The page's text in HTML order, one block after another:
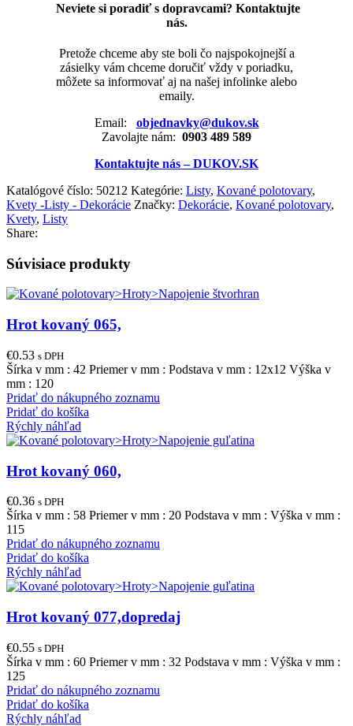
Neviete si poradiť s dopravcami? Kontaktujte
nás.
Pretože chceme aby ste boli čo najspokojnejší a
zásielky vám chceme doručiť vždy v poriadku,
môžete sa informovať aj na našej infolinke alebo
emaily.
Email: objednavky@dukov.sk
Zavolajte nám: 0903 489 589
Kontaktujte nás – DUKOV.SK
Katalógové číslo: 50212 Kategórie: Listy, Kované polotovary,
Kvety -Listy - Dekorácie Značky: Dekorácie, Kované polotovary,
Kvety, Listy
Share:
Súvisiace produkty
Hrot kovaný 065,
€0.53 s DPH
Šírka v mm : 42 Priemer v mm : Podstava v mm : 12x12 Výška v
mm : 120
Pridať do nákupného zoznamu
Pridať do košíka
Rýchly náhľad
Hrot kovaný 060,
€0.36 s DPH
Šírka v mm : 58 Priemer v mm : 20 Podstava v mm : Výška v mm :
115
Pridať do nákupného zoznamu
Pridať do košíka
Rýchly náhľad
Hrot kovaný 077,dopredaj
€0.55 s DPH
Šírka v mm : 60 Priemer v mm : 32 Podstava v mm : Výška v mm :
125
Pridať do nákupného zoznamu
Pridať do košíka
Rýchly náhľad